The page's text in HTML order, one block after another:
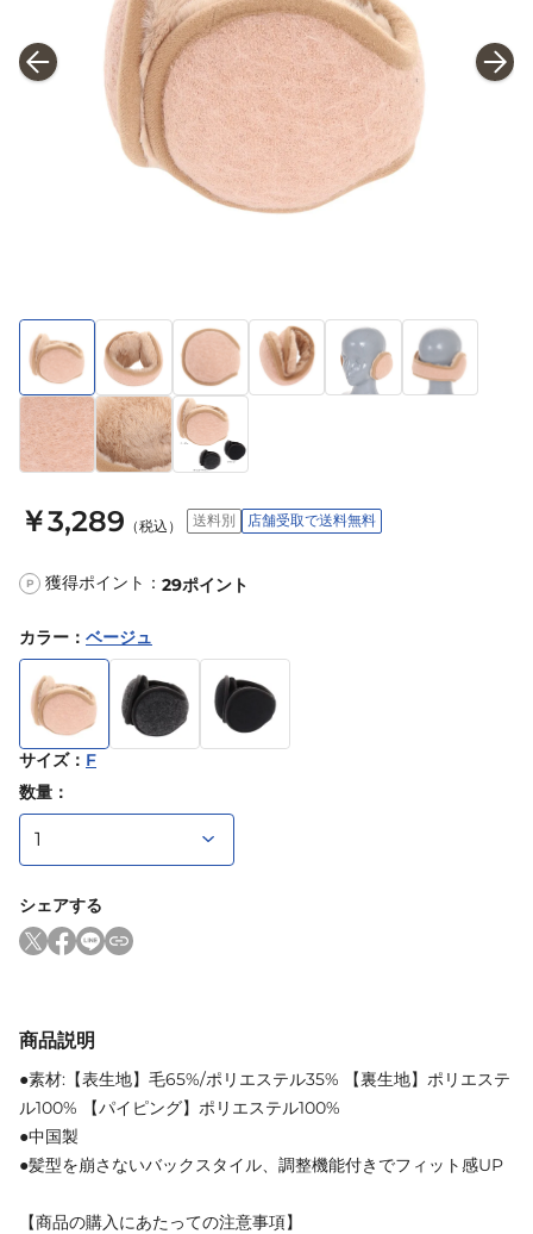
￥3,289 （税込） 送料別 店舗受取で送料無料
P 獲得ポイント： 29ポイント
カラー ： ベージュ
サイズ： F
数量：
シェアする
商品説明
●素材:【表生地】毛65%/ポリエステル35% 【裏生地】ポリエステ
ル100% 【パイピング】ポリエステル100%
●中国製
●髪型を崩さないバックスタイル、調整機能付きでフィット感UP
【商品の購入にあたっての注意事項】